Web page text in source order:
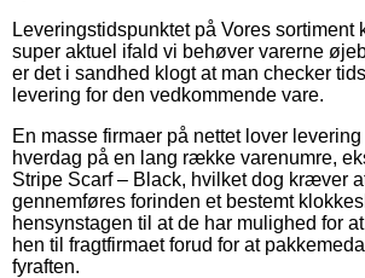
Leveringstidspunktet på Vores
super aktuel ifald vi behøver varerne
er det i sandhed klogt at man checker
levering for den vedkommende vare.
En masse firmaer på nettet lover
hverdag på en lang række varenumre,
Stripe Scarf – Black, hvilket dog kræver
gennemføres forinden et bestemt
hensynstagen til at de har mulighed for
hen til fragtfirmaet forud for at
fyraften.